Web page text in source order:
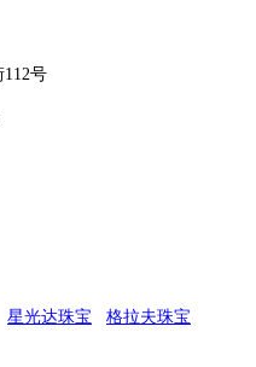
号
星光达珠宝 格拉夫珠宝